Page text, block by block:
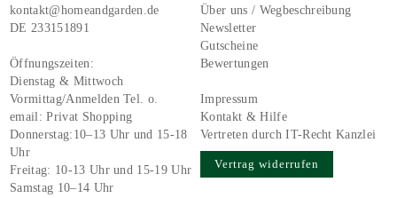
kontakt@homeandgarden.de
DE 233151891
Öffnungszeiten:
Dienstag & Mittwoch
Vormittag/Anmelden Tel. o.
email:Privat Shopping
Donnerstag:10–13 Uhr und 15-18
Uhr
Freitag: 10-13 Uhr und 15-19 Uhr
Samstag 10–14 Uhr
Über uns / Wegbeschreibung
Newsletter
Gutscheine
Bewertungen
Impressum
Kontakt & Hilfe
Vertreten durch IT-Recht Kanzlei
Vertrag widerrufen